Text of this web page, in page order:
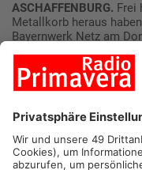
ASCHAFFENBURG. Frei
Metallkorb heraus
Bayernwerk Netz am
Hochspannungsleitung
Aschaffenburg neue
vermeiden, durften
keine Schiff den
auf einer Perlenkette
110.000-Volt-Leitung.
Dunkelheit als Hinweis
jeweils einen